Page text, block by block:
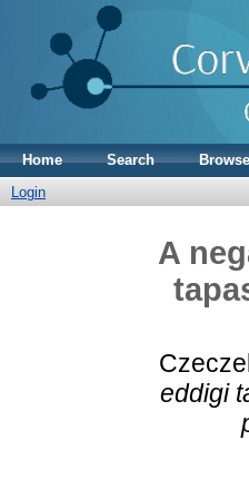
Home Search
Login
A
eddigi